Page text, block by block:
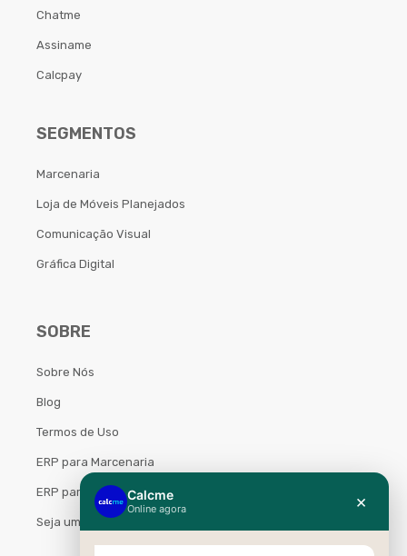
Chatme
Assiname
Calcpay
SEGMENTOS
Marcenaria
Loja de Móveis Planejados
Comunicação Visual
Gráfica Digital
SOBRE
Sobre Nós
Blog
Termos de Uso
ERP para Marcenaria
ERP para Móveis Planejados
Seja um Parceiro Calcme